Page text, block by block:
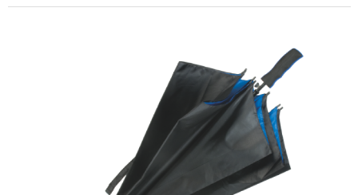
Minimale afname: 14